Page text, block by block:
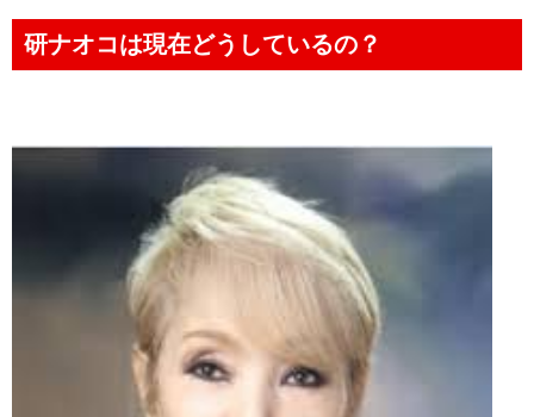
研ナオコは現在どうしているの？